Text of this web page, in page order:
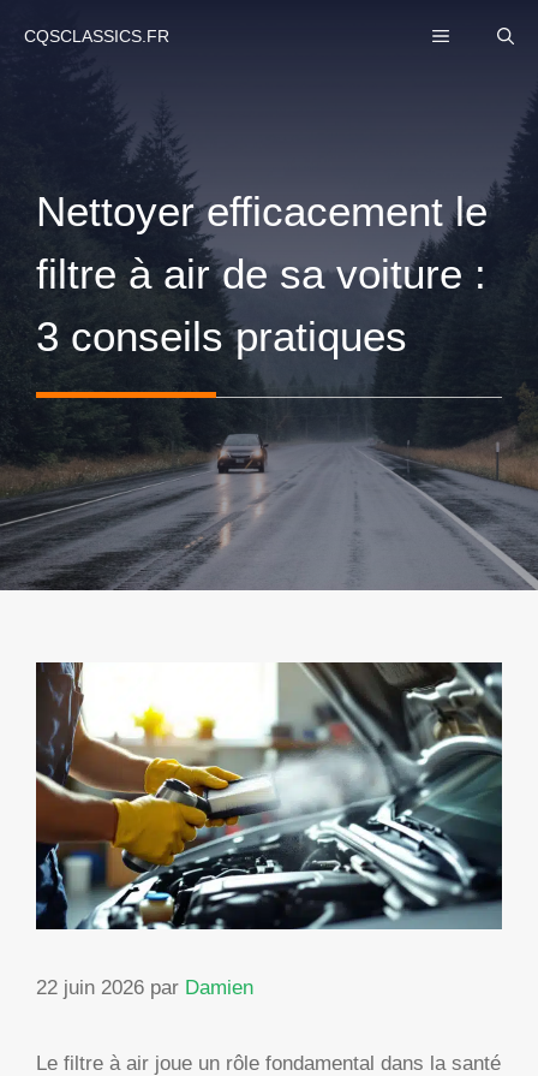
CQSCLASSICS.FR MENU
Nettoyer efficacement le
filtre à air de sa voiture :
3 conseils pratiques
22 juin 2026 par Damien
Le filtre à air joue un rôle fondamental dans la santé